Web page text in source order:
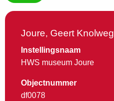
Joure, Geert Knolweg
Instellingsnaam
HWS museum Joure
Objectnummer
df0078